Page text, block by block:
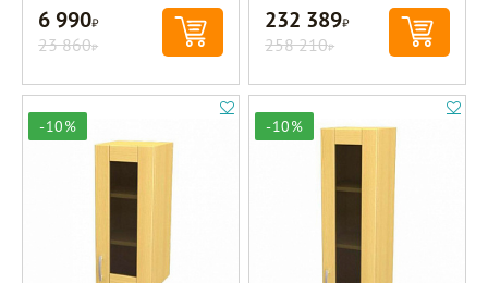
6 990Р
23 860Р
232 389Р
258 210Р
-10% -10%